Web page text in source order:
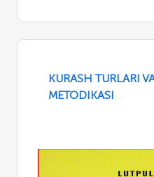
KURASH TURLARI
METODIKASI